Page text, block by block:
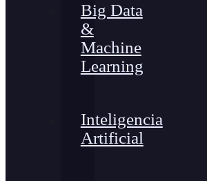
Big Data
&
Machine
Learning
Inteligencia
Artificial